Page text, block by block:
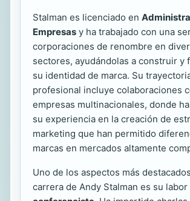
Stalman es licenciado en
Empresas y ha trabajado con una
corporaciones de renombre en
sectores, ayudándolas a construir y
su identidad de marca. Su
profesional incluye colaboraciones
empresas multinacionales, donde
su experiencia en la creación de
marketing que han permitido
marcas en mercados altamente
Uno de los aspectos más
carrera de Andy Stalman es su labor